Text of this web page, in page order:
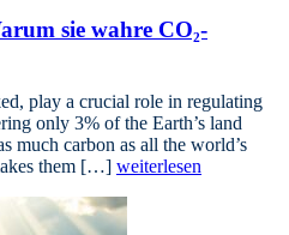
sie wahre CO₂-
play a crucial role in regulating
only 3% of the Earth’s land
much carbon as all the world’s
them […] weiterlesen